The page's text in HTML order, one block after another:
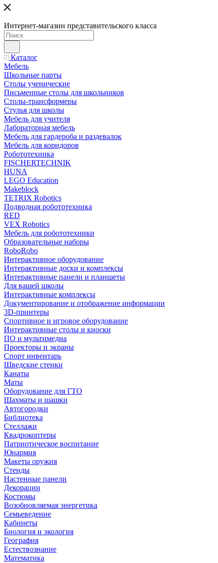
Интернет-магазин представительского класса
Каталог
Мебель
Школьные парты
Столы ученические
Письменные столы для школьников
Столы-трансформеры
Стулья для школы
Мебель для учителя
Лабораторная мебель
Мебель для гардероба и раздевалок
Мебель для коридоров
Робототехника
FISCHERTECHNIK
HUNA
LEGO Education
Makeblock
TETRIX Robotics
Подводная робототехника
RED
VEX Robotics
Мебель для робототехники
Образовательные наборы
RoboRobo
Интерактивное оборудование
Интерактивные доски и комплексы
Интерактивные панели и планшеты
Для вашей школы
Интерактивные комплексы
Документирование и отображение информации
3D-принтеры
Спортивное и игровое оборудование
Интерактивные столы и киоски
ПО и мультимедиа
Проекторы и экраны
Спорт инвентарь
Шведские стенки
Канаты
Маты
Оборудование для ГТО
Шахматы и шашки
Автогородки
Библиотека
Стеллажи
Квадрокоптеры
Патриотическое воспитание
Юнармия
Макеты оружия
Стенды
Настенные панели
Декорации
Костюмы
Возобновляемая энергетика
Семьеведение
Кабинеты
Биология и экология
География
Естествознание
Математика